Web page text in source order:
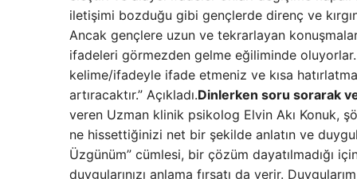
iletişimi bozduğu gibi gençlerde direnç ve
Ancak gençlere uzun ve tekrarlayan
ifadeleri görmezden gelme eğiliminde
kelime/ifadeyle ifade etmeniz ve kısa
artıracaktır.” Açıkladı.Dinlerken soru sorarak
veren Uzman klinik psikolog Elvin Akı Konuk,
ne hissettiğinizi net bir şekilde anlatın ve
Üzgünüm” cümlesi, bir çözüm dayatılmadığı
duygularınızı anlama fırsatı da verir.